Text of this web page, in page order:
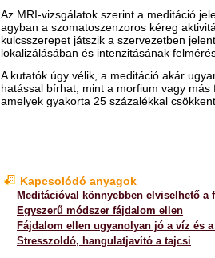
Az MRI-vizsgálatok szerint a meditáció
agyban a szomatoszenzoros kéreg
kulcsszerepet játszik a szervezetben
lokalizálásában és intenzitásának
A kutatók úgy vélik, a meditáció akár
hatással bírhat, mint a morfium vagy
amelyek gyakorta 25 százalékkal
Kapcsolódó anyagok
Meditációval könnyebben elviselhető a
Egyszerű módszer fájdalom ellen
Fájdalom ellen ugyanolyan jó a víz és
Stresszoldó, hangulatjavító a tajcsi